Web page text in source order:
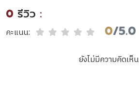
0 รีวิว :
คะแนน: 0/5.0
ยังไม่มีความคิดเห็น